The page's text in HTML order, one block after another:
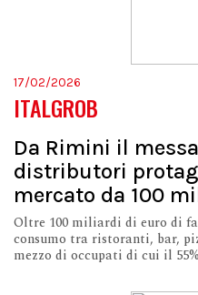
17/02/2026
ITALGROB
Da Rimini il
distributori
mercato da 100
Oltre 100 miliardi di euro di
consumo tra ristoranti, bar,
mezzo di occupati di cui il